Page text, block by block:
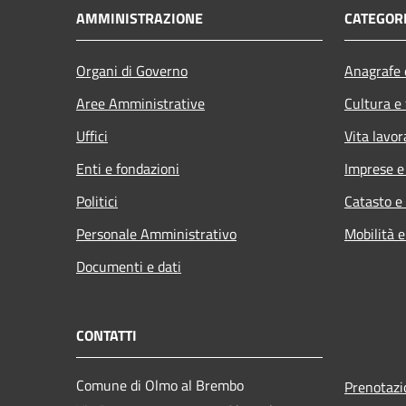
AMMINISTRAZIONE
Organi di Governo
Aree Amministrative
Uffici
Enti e fondazioni
Politici
Personale Amministrativo
Documenti e dati
Cultura
Vita
Imprese
Catasto
Mobilità
CONTATTI
Comune di Olmo al Brembo